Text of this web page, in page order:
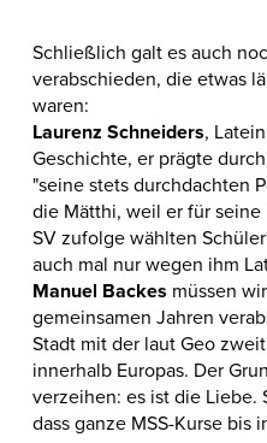
Schließlich galt es auch
verabschieden, die etwas
waren:
Laurenz Schneiders,
Geschichte, er prägte
"seine stets durchdachten
die Mätthi, weil er für
SV zufolge wählten
auch mal nur wegen ihm
Manuel Backes müssen
gemeinsamen Jahren
Stadt mit der laut Geo
innerhalb Europas. Der
verzeihen: es ist die Liebe.
dass ganze MSS-Kurse bis